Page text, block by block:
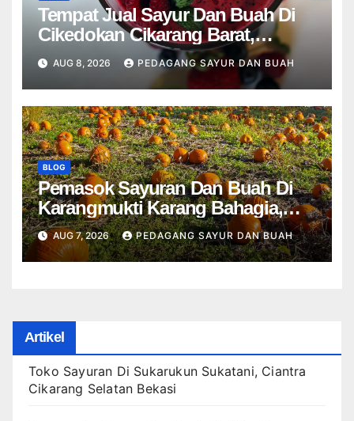
Tempat Jual Sayur Dan Buah Di
Cikedokan Cikarang Barat,
Karangsatu Karang Bahagia
Bekasi
AUG 8, 2026 PEDAGANG SAYUR DAN BUAH
BLOG
Pemasok Sayuran Dan Buah Di
Karangmukti Karang Bahagia,
Cikarang Kota Cikarang Utara
Bekasi
AUG 7, 2026 PEDAGANG SAYUR DAN BUAH
Artikel
Toko Sayuran Di Sukarukun Sukatani, Ciantra
Cikarang Selatan Bekasi